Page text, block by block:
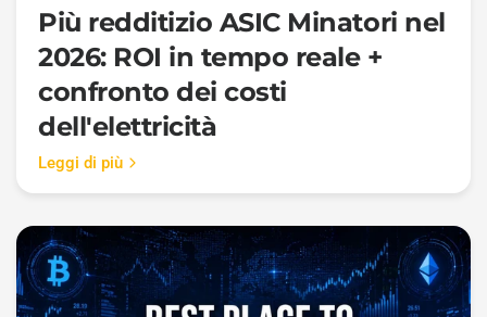
Più redditizio ASIC Minatori nel
2026: ROI in tempo reale +
confronto dei costi
dell'elettricità
Leggi di più